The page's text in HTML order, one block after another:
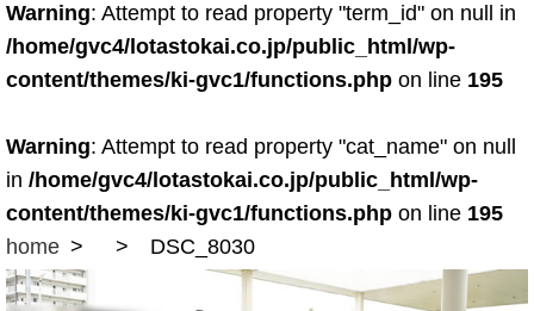
ロードサービス
レンタカー
Warning: Attempt to read property "term_id" on null in
/home/gvc4/lotastokai.co.jp/public_html/wp-
content/themes/ki-gvc1/functions.php on line 195
Warning: Attempt to read property "cat_name" on null
in /home/gvc4/lotastokai.co.jp/public_html/wp-
content/themes/ki-gvc1/functions.php on line 195
home
DSC_8030